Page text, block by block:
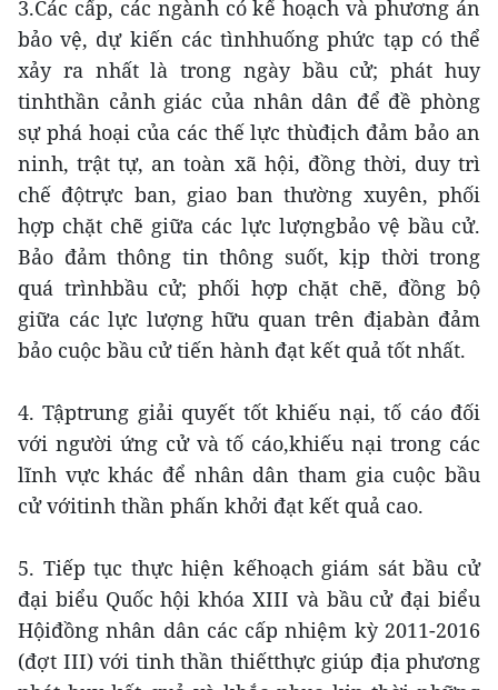
3.Các cấp, các ngành có kế hoạch và phương án
bảo vệ, dự kiến các tìnhhuống phức tạp có thể
xảy ra nhất là trong ngày bầu cử; phát huy
tinhthần cảnh giác của nhân dân để đề phòng
sự phá hoại của các thế lực thùđịch đảm bảo an
ninh, trật tự, an toàn xã hội, đồng thời, duy trì
chế độtrực ban, giao ban thường xuyên, phối
hợp chặt chẽ giữa các lực lượngbảo vệ bầu cử.
Bảo đảm thông tin thông suốt, kịp thời trong
quá trìnhbầu cử; phối hợp chặt chẽ, đồng bộ
giữa các lực lượng hữu quan trên địabàn đảm
bảo cuộc bầu cử tiến hành đạt kết quả tốt nhất.
4. Tậptrung giải quyết tốt khiếu nại, tố cáo đối
với người ứng cử và tố cáo,khiếu nại trong các
lĩnh vực khác để nhân dân tham gia cuộc bầu
cử vớitinh thần phấn khởi đạt kết quả cao.
5. Tiếp tục thực hiện kếhoạch giám sát bầu cử
đại biểu Quốc hội khóa XIII và bầu cử đại biểu
Hộiđồng nhân dân các cấp nhiệm kỳ 2011-2016
(đợt III) với tinh thần thiếtthực giúp địa phương